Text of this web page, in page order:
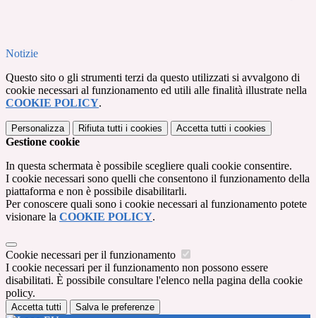
Notizie
Questo sito o gli strumenti terzi da questo utilizzati si avvalgono di
cookie necessari al funzionamento ed utili alle finalità illustrate nella
COOKIE POLICY.
Personalizza Rifiuta tutti i cookies Accetta tutti i cookies
Gestione cookie
In questa schermata è possibile scegliere quali cookie consentire.
I cookie necessari sono quelli che consentono il funzionamento della
piattaforma e non è possibile disabilitarli.
Per conoscere quali sono i cookie necessari al funzionamento potete
visionare la COOKIE POLICY.
Cookie necessari per il funzionamento
I cookie necessari per il funzionamento non possono essere
disabilitati. È possibile consultare l'elenco nella pagina della cookie
policy.
Accetta tutti Salva le preferenze